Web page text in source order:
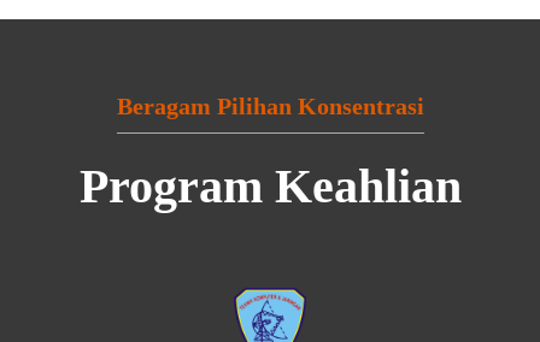
Beragam Pilihan Konsentrasi
Program Keahlian